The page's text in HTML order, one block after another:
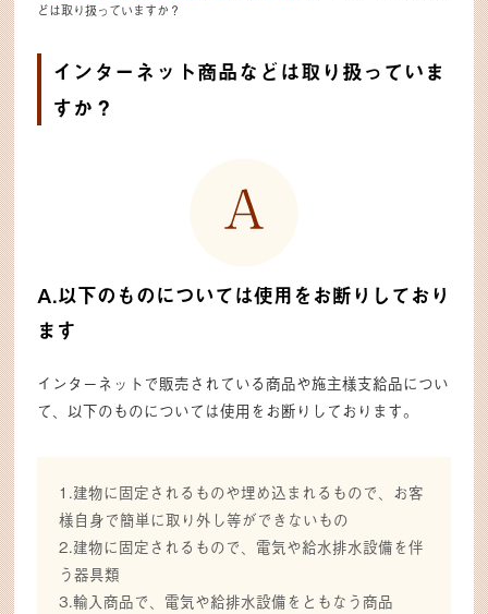
どは取り扱っていますか？
インターネット商品などは取り扱っていま
すか？
A.以下のものについては使用をお断りしており
ます
インターネットで販売されている商品や施主様支給品につい
て、以下のものについては使用をお断りしております。
1.建物に固定されるものや埋め込まれるもので、お客
様自身で簡単に取り外し等ができないもの
2.建物に固定されるもので、電気や給水排水設備を伴
う器具類
3.輸入商品で、電気や給排水設備をともなう商品